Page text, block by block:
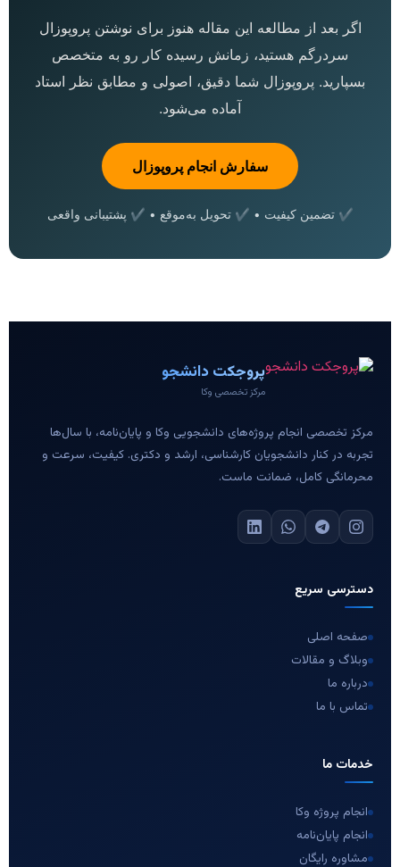
اگر بعد از مطالعه این مقاله هنوز برای نوشتن پروپوزال
سردرگم هستید، زمانش رسیده کار رو به متخصص
بسپارید. پروپوزال شما دقیق، اصولی و مطابق نظر استاد
آماده می‌شود.
سفارش انجام پروپوزال
✔ تضمین کیفیت • ✔ تحویل به‌موقع • ✔ پشتیبانی واقعی
پروجکت دانشجو
مرکز تخصصی وکا
مرکز تخصصی انجام پروژه‌های دانشجویی وکا و پایان‌نامه، با سال‌ها
تجربه در کنار دانشجویان کارشناسی، ارشد و دکتری. کیفیت، سرعت و
محرمانگی کامل، ضمانت ماست.
دسترسی سریع
صفحه اصلی
وبلاگ و مقالات
درباره ما
تماس با ما
خدمات ما
انجام پروژه وکا
انجام پایان‌نامه
مشاوره رایگان